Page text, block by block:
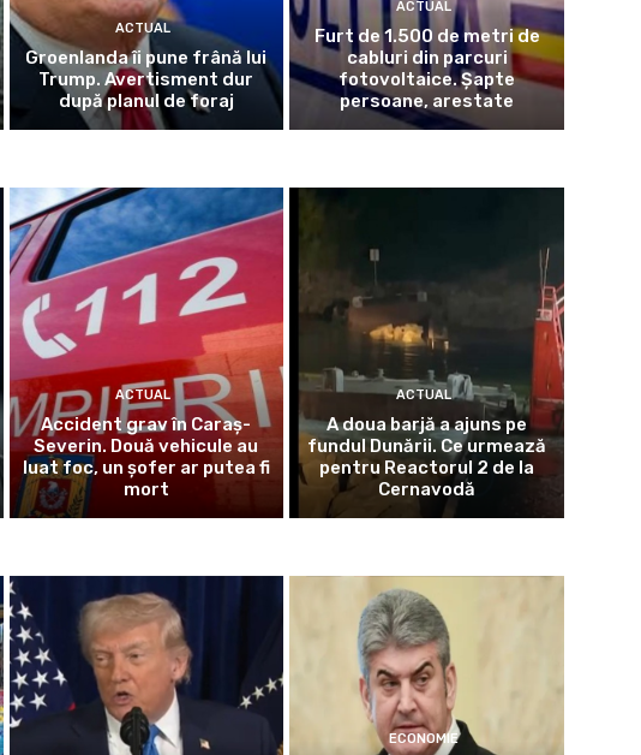
ACTUAL
Groenlanda îi pune frână lui
Trump. Avertisment dur
după planul de foraj
ACTUAL
Furt de 1.500 de metri de
cabluri din parcuri
fotovoltaice. Șapte
persoane, arestate
ACTUAL
Accident grav în Caraș-
Severin. Două vehicule au
luat foc, un șofer ar putea fi
mort
ACTUAL
A doua barjă a ajuns pe
fundul Dunării. Ce urmează
pentru Reactorul 2 de la
Cernavodă
ECONOMIE